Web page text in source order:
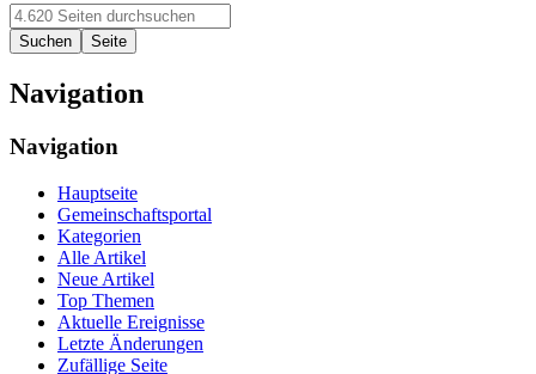
Navigation
Navigation
Hauptseite
Gemeinschaftsportal
Kategorien
Alle Artikel
Neue Artikel
Top Themen
Aktuelle Ereignisse
Letzte Änderungen
Zufällige Seite